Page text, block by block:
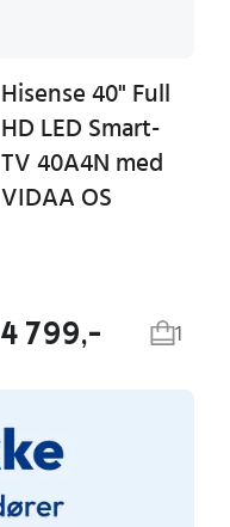
Hisense 40" Full
HD LED Smart-
TV 40A4N med
VIDAA OS
4 799,- 1